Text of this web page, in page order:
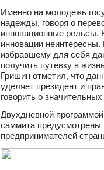
Именно на молодежь
надежды, говоря о
инновационные рельсы.
инновации
избравшему для себя
получить путевку в
Гришин отметил, что
уделяет президент и
говорить о
Двухдневной
саммита
предпринимателей